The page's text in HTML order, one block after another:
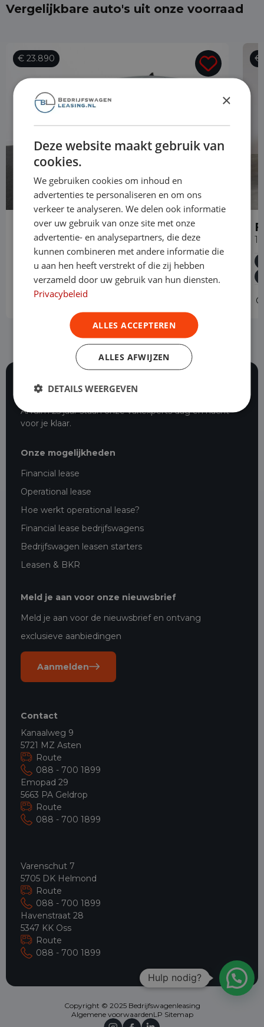
Vergelijkbare auto's uit onze voorraad
€ 23.890
Ford Transit Connect
1.5 EcoBlue Automaat L2 Trend
Automaat 24.987 km
2024
Geldrop
L2H1
Operational lease
€
Al ruim 25 jaar staan onze vakexperts dag en nacht
voor je klaar.
Onze mogelijkheden
Financial lease
Operational lease
Hoe werkt operational lease?
Financial lease bedrijfswagens
Bedrijfswagen leasen starters
Leasen & BKR
Meld je aan voor onze nieuwsbrief
Meld je aan voor de nieuwsbrief en ontvang
exclusieve aanbiedingen
Aanmelden
Contact
Kanaalweg 9
5721 MZ Asten
Route
088 - 700 1899
Emopad 29
5663 PA Geldrop
Route
088 - 700 1899
Varenschut 7
5705 DK Helmond
Route
088 - 700 1899
Havenstraat 28
5347 KK Oss
Route
088 - 700 1899
Copyright © 2025 Bedrijfswagenleasing
Algemene voorwaardenLP Sitemap
Hulp nodig?
×
Deze website maakt gebruik van
cookies.
We gebruiken cookies om inhoud en
advertenties te personaliseren en om ons
verkeer te analyseren. We delen ook informatie
over uw gebruik van onze site met onze
advertentie- en analysepartners, die deze
kunnen combineren met andere informatie die
u aan hen heeft verstrekt of die zij hebben
verzameld door uw gebruik van hun diensten.
Privacybeleid
ALLES ACCEPTEREN
ALLES AFWIJZEN
DETAILS WEERGEVEN